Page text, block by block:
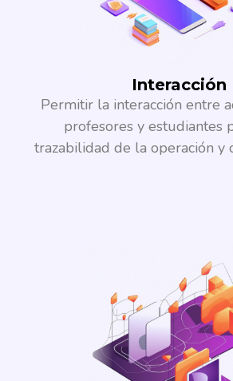
Interacción​
Permitir la interacción entre
profesores y estudiantes
trazabilidad de la operación y